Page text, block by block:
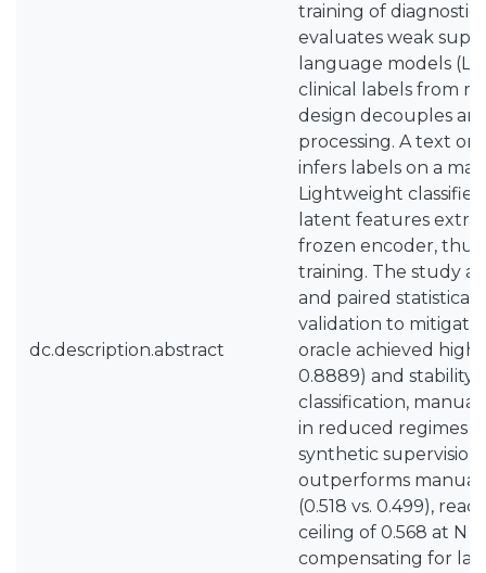
dc.description.abstract
training of diagnostic
evaluates weak
language models
clinical labels from
design decouples
processing. A text
infers labels on a
Lightweight
latent features
frozen encoder,
training. The study
and paired statistical
validation to mitigate
oracle achieved high
0.8889) and stability
classification,
in reduced regimes
synthetic supervision
outperforms manual
(0.518 vs. 0.499),
ceiling of 0.568 at N =
compensating for